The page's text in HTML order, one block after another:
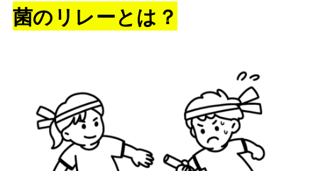
菌のリレーとは？